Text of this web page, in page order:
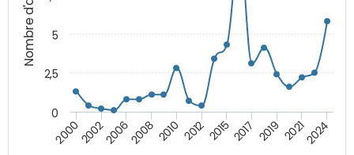
2000200220062008 2010 2012 2015 2017 2019 20212024
0
2,5
5